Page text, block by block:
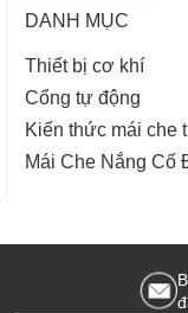
DANH MỤC
Thiết bị cơ khí
Cổng tự động
Kiến thức mái che
Mái Che Nắng Cố